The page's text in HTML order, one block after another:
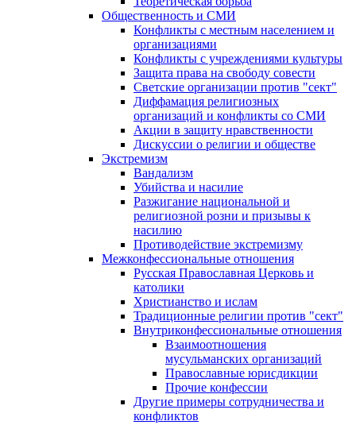
Общественность и СМИ
Конфликты с местным населением и
организациями
Конфликты с учреждениями культуры
Защита права на свободу совести
Светские организации против "сект"
Диффамация религиозных
организаций и конфликты со СМИ
Акции в защиту нравственности
Дискуссии о религии и обществе
Экстремизм
Вандализм
Убийства и насилие
Разжигание национальной и
религиозной розни и призывы к
насилию
Противодействие экстремизму
Межконфессиональные отношения
Русская Православная Церковь и
католики
Христианство и ислам
Традиционные религии против "сект"
Внутриконфессиональные отношения
Взаимоотношения
мусульманских организаций
Православные юрисдикции
Прочие конфессии
Другие примеры сотрудничества и
конфликтов